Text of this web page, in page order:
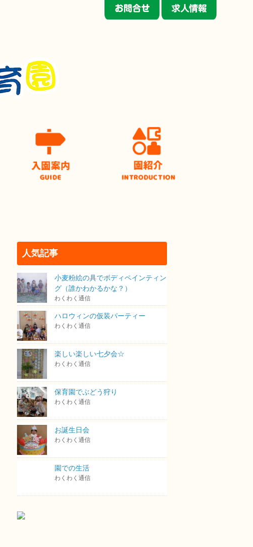
人気記事
小麦粉絵の具でボディペインティン
グ（誰かわかるかな？）
わくわく通信
ハロウィンの仮装パーティー
わくわく通信
楽しい楽しい七夕会☆
わくわく通信
保育園でぶどう狩り
わくわく通信
お誕生日会
わくわく通信
園での生活
わくわく通信